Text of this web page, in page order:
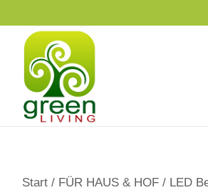
p
Start / FÜR HAUS & HOF / LED